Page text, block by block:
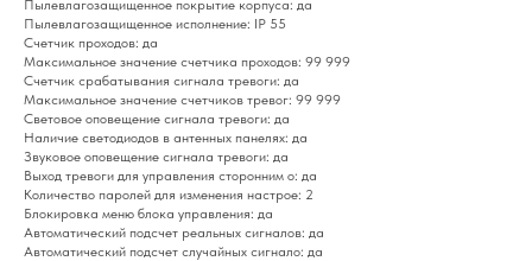
Пылевлагозащищенное покрытие корпуса: да
Пылевлагозащищенное исполнение: IP 55
Счетчик проходов: да
Максимальное значение счетчика проходов: 99 999
Счетчик срабатывания сигнала тревоги: да
Максимальное значение счетчиков тревог: 99 999
Световое оповещение сигнала тревоги: да
Наличие светодиодов в антенных панелях: да
Звуковое оповещение сигнала тревоги: да
Выход тревоги для управления сторонним о: да
Количество паролей для изменения настрое: 2
Блокировка меню блока управления: да
Автоматический подсчет реальных сигналов: да
Автоматический подсчет случайных сигнало: да